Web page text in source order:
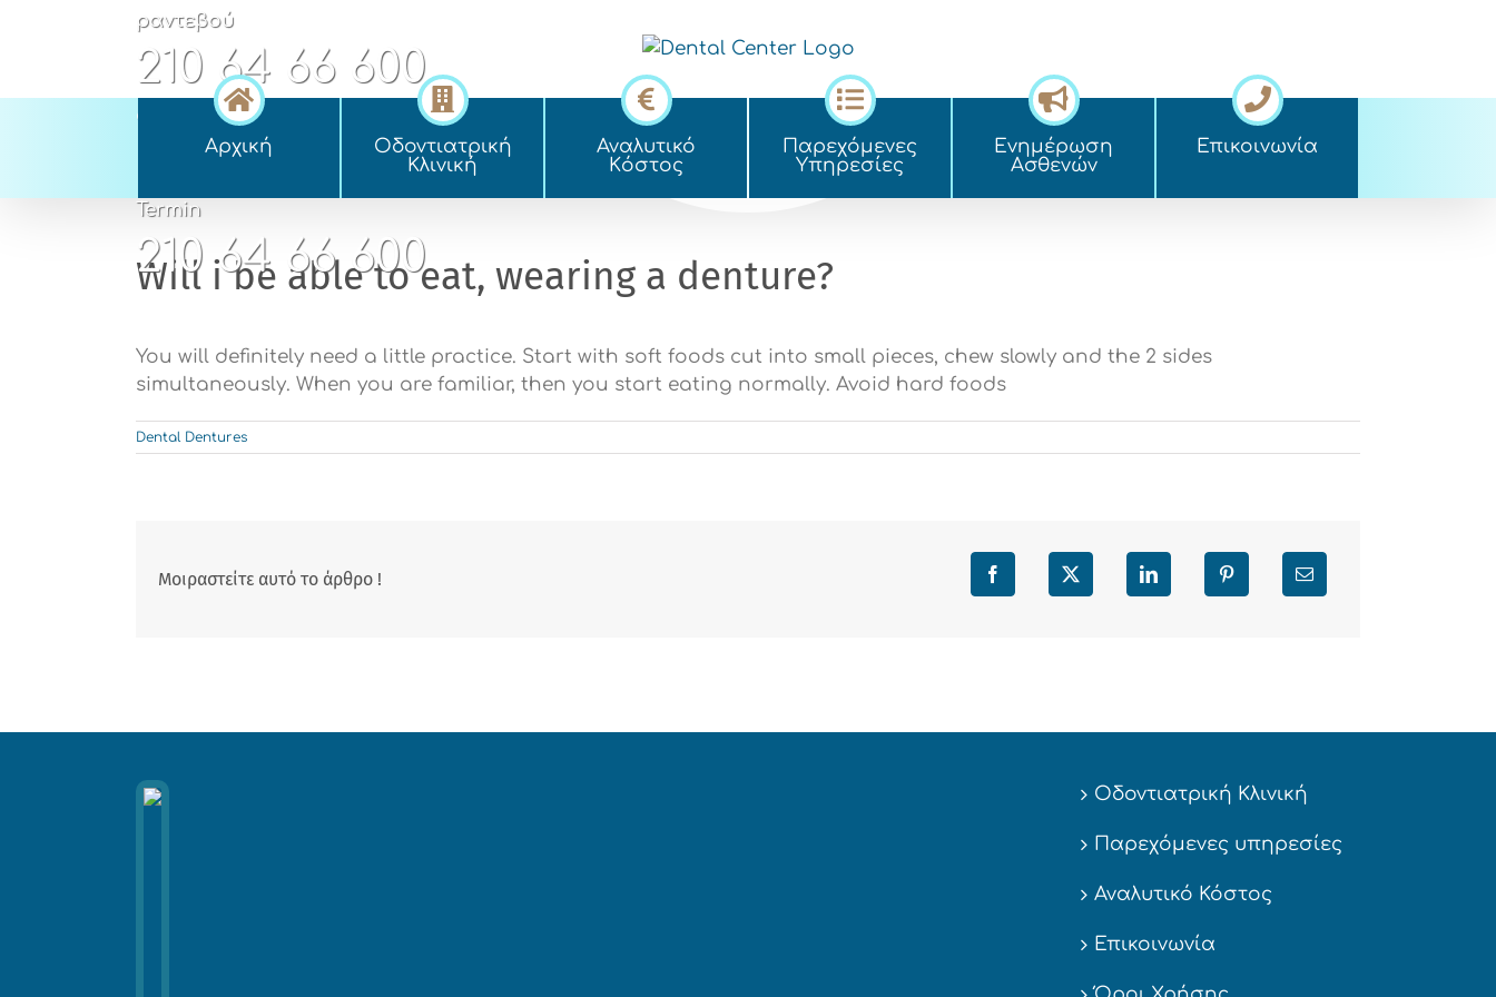
ραντεβού
210 64 66 600
appointment
210 64 66 600
Termin
210 64 66 600
Αρχική
Οδοντιατρική
Kλινική
Αναλυτικό
Kόστος
Παρεχόμενες
Yπηρεσίες
Ενημέρωση
Ασθενών
Επικοινωνία
Will i be able to eat, wearing a denture?
You will definitely need a little practice. Start with soft foods cut into small pieces, chew slowly and the 2 sides
simultaneously. When you are familiar, then you start eating normally. Avoid hard foods
Dental Dentures
Μοιραστείτε αυτό το άρθρο ! Facebook X LinkedIn Pinterest Email
Οδοντιατρική Κλινική
Παρεχόμενες υπηρεσίες
Αναλυτικό Κόστος
Επικοινωνία